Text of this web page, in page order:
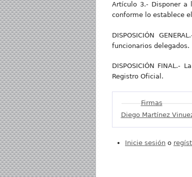
Artículo 3.- Disponer a
conforme lo establece
DISPOSICIÓN
funcionarios delegados.
DISPOSICIÓN
Registro Oficial.
Mostrar
Firmas
Diego Martínez
Inicie sesión o